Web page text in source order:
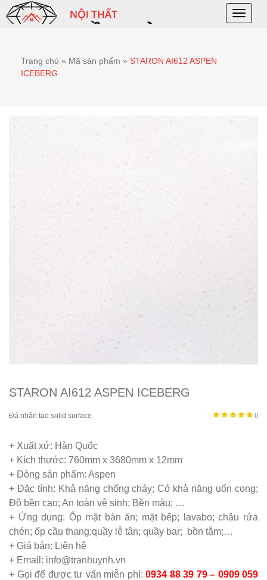
Toggle
Trang chủ » Mã sản phẩm » STARON AI612 ASPEN
ICEBERG
STARON AI612 ASPEN ICEBERG
()
Đá nhân tạo solid surface
+ Xuất xứ: Hàn Quốc
+ Kích thước: 760mm x 3680mm x 12mm
+ Dòng sản phẩm: Aspen
+ Đặc tính: Khả năng chống cháy; Có khả năng uốn cong;
Độ bền cao; An toàn vệ sinh; Bền màu; …
+ Ứng dụng: Ốp mặt bàn ăn; mặt bếp; lavabo; chậu rửa
chén; ốp cầu thang;quầy lễ tân; quầy bar; bồn tắm;…
+ Giá bán: Liên hệ
+ Email: info@tranhuynh.vn
+ Gọi để được tư vấn miễn phí: 0934 88 39 79 – 0909 059